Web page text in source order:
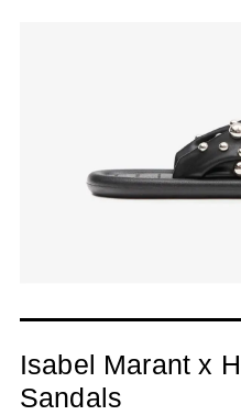
Isabel Marant x
Sandals